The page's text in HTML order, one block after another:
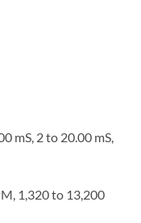
mS, 2 to 20.00 mS,
1,320 to 13,200